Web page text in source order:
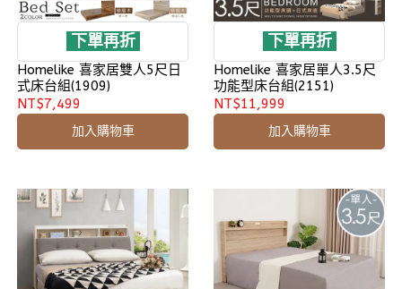
下單再折
Homelike 喜家居雙人5尺日
式床台組(1909)
NT$7,499
加入購物車
下單再折
Homelike 喜家居單人3.5尺
功能型床台組(2151)
NT$11,999
加入購物車